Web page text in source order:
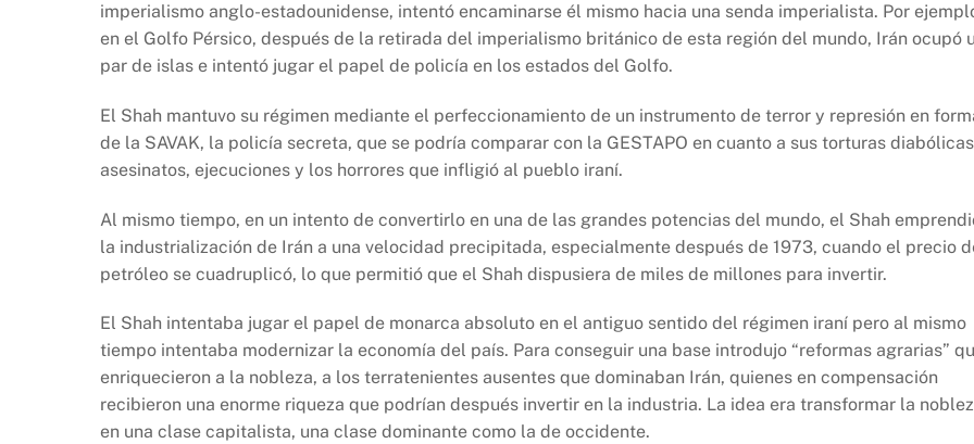
imperialismo anglo-estadounidense, intentó encaminarse él mismo hacia una senda imperialista. Por
en el Golfo Pérsico, después de la retirada del imperialismo británico de esta región del mundo, Irán ocupó
par de islas e intentó jugar el papel de policía en los estados del Golfo.
El Shah mantuvo su régimen mediante el perfeccionamiento de un instrumento de terror y represión en
de la SAVAK, la policía secreta, que se podría comparar con la GESTAPO en cuanto a sus torturas
asesinatos, ejecuciones y los horrores que infligió al pueblo iraní.
Al mismo tiempo, en un intento de convertirlo en una de las grandes potencias del mundo, el Shah
la industrialización de Irán a una velocidad precipitada, especialmente después de 1973, cuando el precio
petróleo se cuadruplicó, lo que permitió que el Shah dispusiera de miles de millones para invertir.
El Shah intentaba jugar el papel de monarca absoluto en el antiguo sentido del régimen iraní pero al mismo
tiempo intentaba modernizar la economía del país. Para conseguir una base introdujo “reformas agrarias”
enriquecieron a la nobleza, a los terratenientes ausentes que dominaban Irán, quienes en compensación
recibieron una enorme riqueza que podrían después invertir en la industria. La idea era transformar la
en una clase capitalista, una clase dominante como la de occidente.